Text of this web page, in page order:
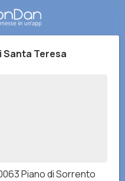
Santa Teresa
Piano di Sorrento